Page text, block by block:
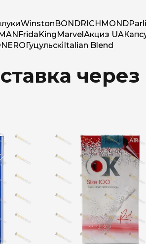
WinstonBONDRICHMOND
FridaKingMarvelАкциз UA
NEROГуцульскіItalian Blend
через